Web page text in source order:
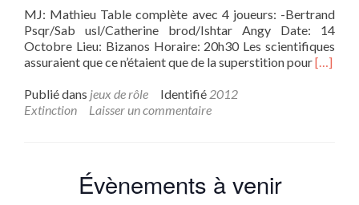
MJ: Mathieu Table complète avec 4 joueurs: -Bertrand
Psqr/Sab usl/Catherine brod/Ishtar Angy Date: 14
Octobre Lieu: Bizanos Horaire: 20h30 Les scientifiques
assuraient que ce n’étaient que de la superstition pourEn
[…]
Publié dans jeux de rôle Identifié 2012
Extinction
Laisser un commentaire
Évènements à venir